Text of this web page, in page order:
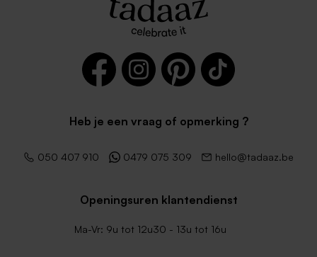
Heb je een vraag of opmerking ?
050 407 910 0479 075 309 hello@tadaaz.be
Openingsuren klantendienst
Ma-Vr: 9u tot 12u30 - 13u tot 16u